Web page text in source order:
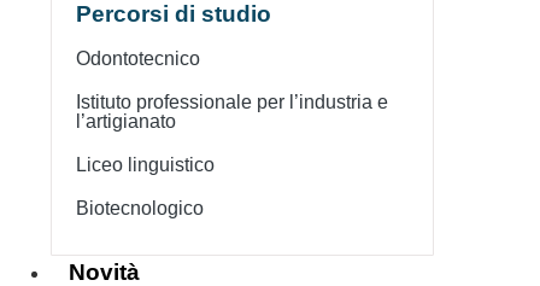
Percorsi di studio
Odontotecnico
Istituto professionale per l’industria e
l’artigianato
Liceo linguistico
Biotecnologico
Novità